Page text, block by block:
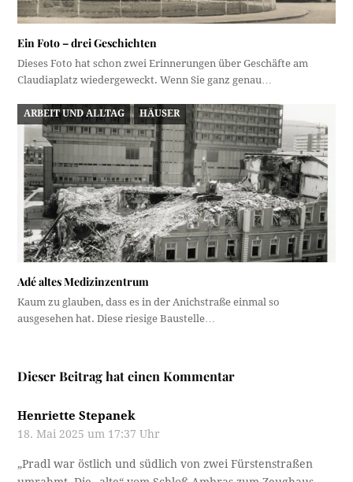
Ein Foto – drei Geschichten
Dieses Foto hat schon zwei Erinnerungen über Geschäfte am
Claudiaplatz wiedergeweckt. Wenn Sie ganz genau…
ARBEIT UND ALLTAG HÄUSER
Adé altes Medizinzentrum
Kaum zu glauben, dass es in der Anichstraße einmal so
ausgesehen hat. Diese riesige Baustelle…
Dieser Beitrag hat einen Kommentar
Henriette Stepanek
18. Mai 2025 um 17:37 Uhr
„Pradl war östlich und südlich von zwei Fürstenstraßen